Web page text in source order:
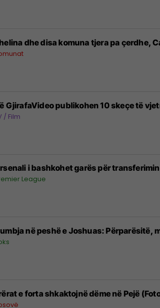
dhe disa komuna tjera pa çerdhe,
GjirafaVideo publikohen 10 skeçe të
/ Film
i bashkohet garës për transferimin
League
në peshë e Joshuas:
e forta shkaktojnë dëme në Pejë